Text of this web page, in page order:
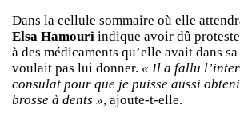
Dans la cellule sommaire où elle
Elsa Hamouri indique avoir dû
à des médicaments qu’elle avait dans
voulait pas lui donner. « Il a fallu
consulat pour que je puisse aussi
brosse à dents », ajoute-t-elle.